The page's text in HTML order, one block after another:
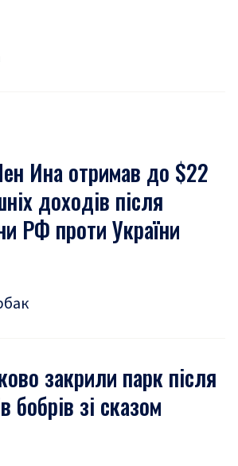
Ина отримав до $22
доходів після
РФ проти України
закрили парк після
бобрів зі сказом